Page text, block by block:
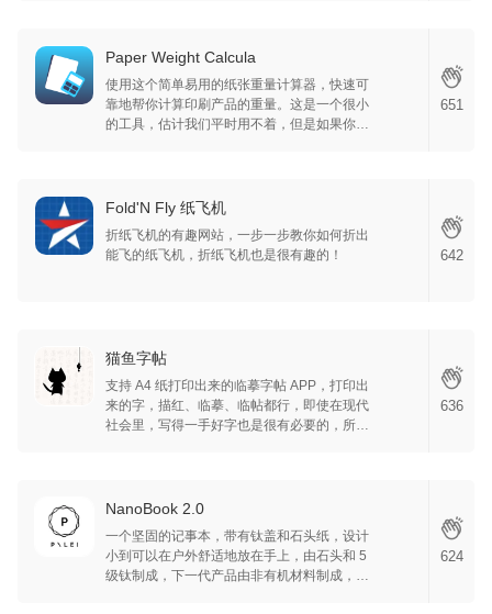
Paper Weight Calcula
使用这个简单易用的纸张重量计算器，快速可
靠地帮你计算印刷产品的重量。这是一个很小
的工具，估计我们平时用不着，但是如果你哪
651
Fold'N Fly 纸飞机
折纸飞机的有趣网站，一步一步教你如何折出
能飞的纸飞机，折纸飞机也是很有趣的！
642
猫鱼字帖
支持 A4 纸打印出来的临摹字帖 APP，打印出
来的字，描红、临摹、临帖都行，即使在现代
社会里，写得一手好字也是很有必要的，所以
636
NanoBook 2.0
一个坚固的记事本，带有钛盖和石头纸，设计
小到可以在户外舒适地放在手上，由石头和 5
级钛制成，下一代产品由非有机材料制成，生
624